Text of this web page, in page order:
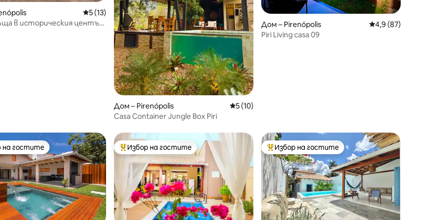
5, 54 отзива Средна оценка: 5 от 5, 13 отзива
5 (13)
в историческия център
Дом – Pirenópolis Средна оценка: 5 от 5, 10 отзива
5 (10)
Casa Container Jungle Box Piri
Дом – Pirenópolis Средна оценка:
4,9 (87)
Piri Living casa 09
избор на гостите
на гостите Най-популярен избор на гостите
Избор на гостите Най-популярен избор на гостите
Избор на гостите